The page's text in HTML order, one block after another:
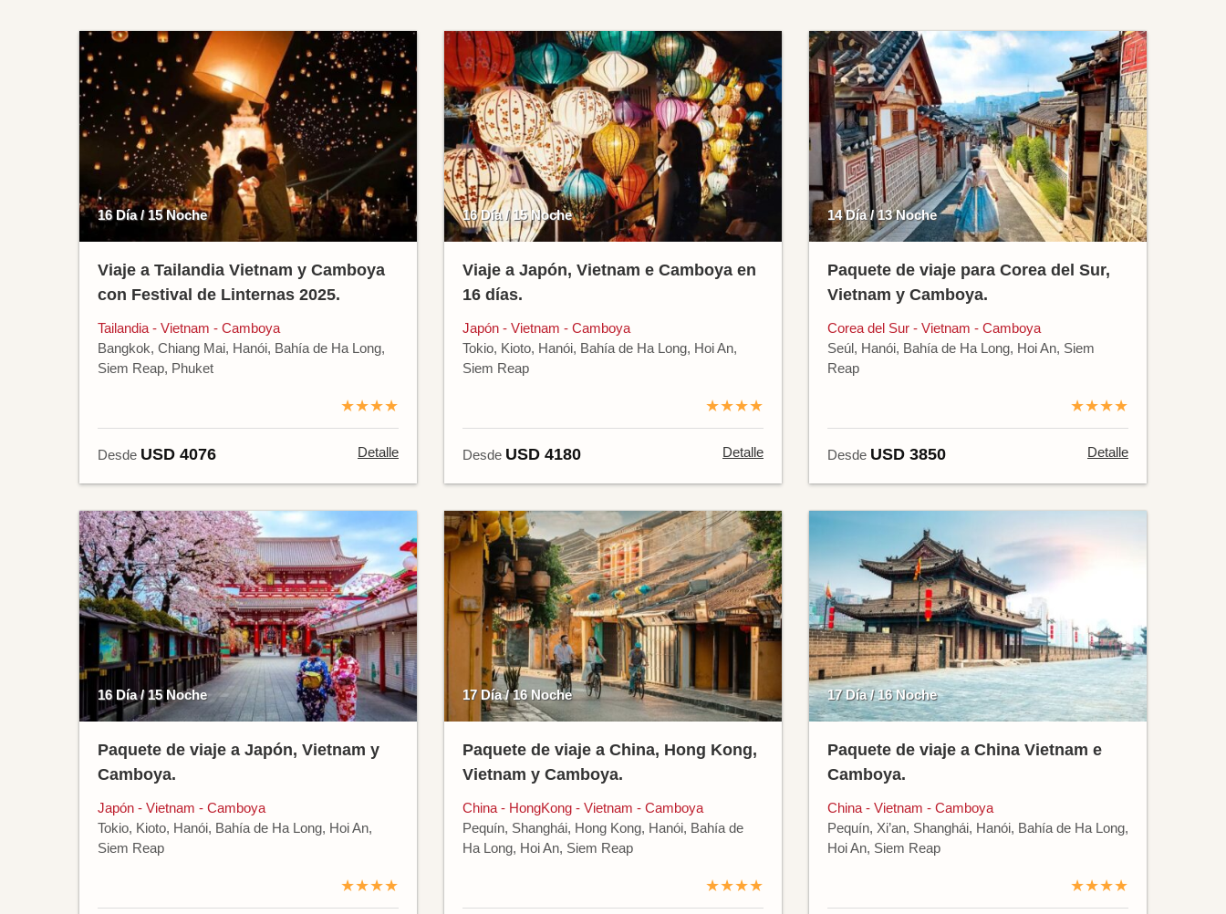
16 Día / 15 Noche
Viaje a Tailandia Vietnam y Camboya
con Festival de Linternas 2025.
Tailandia - Vietnam - Camboya
Bangkok, Chiang Mai, Hanói, Bahía de Ha Long,
Siem Reap, Phuket
★★★★
Desde USD 4076 Detalle
16 Día / 15 Noche
Viaje a Japón, Vietnam e Camboya en
16 días.
Japón - Vietnam - Camboya
Tokio, Kioto, Hanói, Bahía de Ha Long, Hoi An,
Siem Reap
★★★★
Desde USD 4180 Detalle
14 Día / 13 Noche
Paquete de viaje para Corea del Sur,
Vietnam y Camboya.
Corea del Sur - Vietnam - Camboya
Seúl, Hanói, Bahía de Ha Long, Hoi An, Siem
Reap
★★★★
Desde USD 3850 Detalle
16 Día / 15 Noche
Paquete de viaje a Japón, Vietnam y
Camboya.
Japón - Vietnam - Camboya
Tokio, Kioto, Hanói, Bahía de Ha Long, Hoi An,
Siem Reap
★★★★
17 Día / 16 Noche
Paquete de viaje a China, Hong Kong,
Vietnam y Camboya.
China - HongKong - Vietnam - Camboya
Pequín, Shanghái, Hong Kong, Hanói, Bahía de
Ha Long, Hoi An, Siem Reap
★★★★
17 Día / 16 Noche
Paquete de viaje a China Vietnam e
Camboya.
China - Vietnam - Camboya
Pequín, Xi’an, Shanghái, Hanói, Bahía de Ha Long,
Hoi An, Siem Reap
★★★★